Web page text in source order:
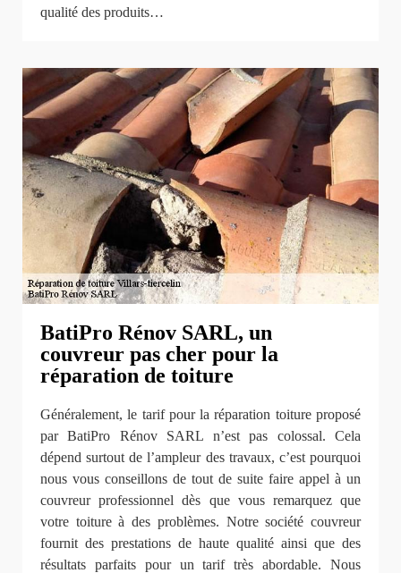
qualité des produits…
BatiPro Rénov SARL, un
couvreur pas cher pour la
réparation de toiture
Généralement, le tarif pour la réparation toiture proposé
par BatiPro Rénov SARL n’est pas colossal. Cela
dépend surtout de l’ampleur des travaux, c’est pourquoi
nous vous conseillons de tout de suite faire appel à un
couvreur professionnel dès que vous remarquez que
votre toiture à des problèmes. Notre société couvreur
fournit des prestations de haute qualité ainsi que des
résultats parfaits pour un tarif très abordable. Nous